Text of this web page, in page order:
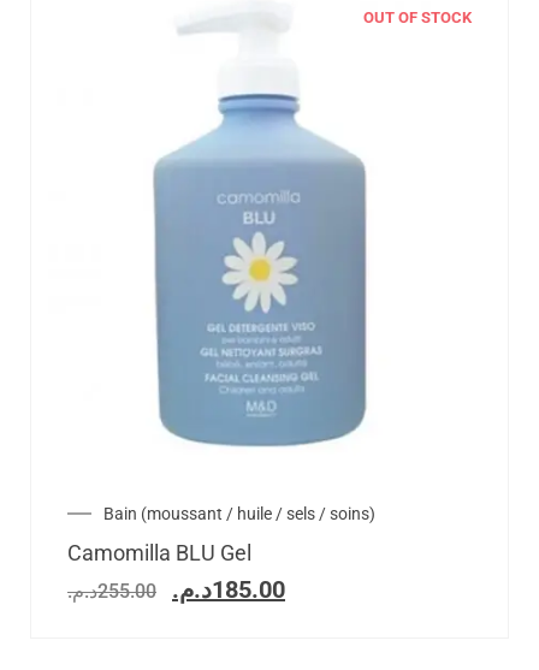
OUT OF STOCK
Bain (moussant / huile / sels / soins)
Camomilla BLU Gel
255.00د.م. 185.00د.م.